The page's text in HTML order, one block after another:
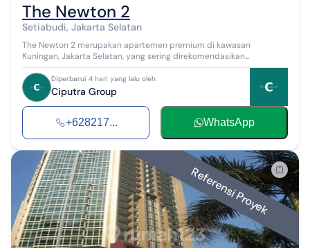
The Newton 2
Setiabudi, Jakarta Selatan
The Newton 2 merupakan apartemen premium di kawasan
Kuningan, Jakarta Selatan, yang sering direkomendasikan...
Diperbarui 4 hari yang lalu oleh
Ciputra Group
+628217... WhatsApp
Referensi Proyek